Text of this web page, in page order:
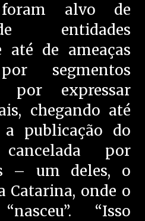
foram alvo de
entidades
até de ameaças
segmentos
por expressar
chegando até
publicação do
cancelada por
– um deles, o
Catarina, onde o
“Isso